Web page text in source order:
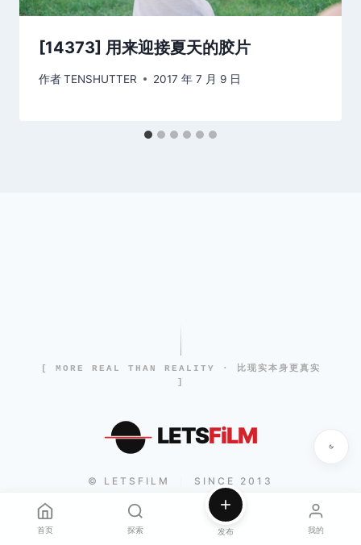
[14373] 用来迎接夏天的胶片
作者TENSHUTTER 2017 年 7 月 9 日
[ MORE REAL THAN REALITY · 比现实本身更真实
]
LETSFiLM
© LETSFILM SINCE 2013
首页 探索 发布 我的